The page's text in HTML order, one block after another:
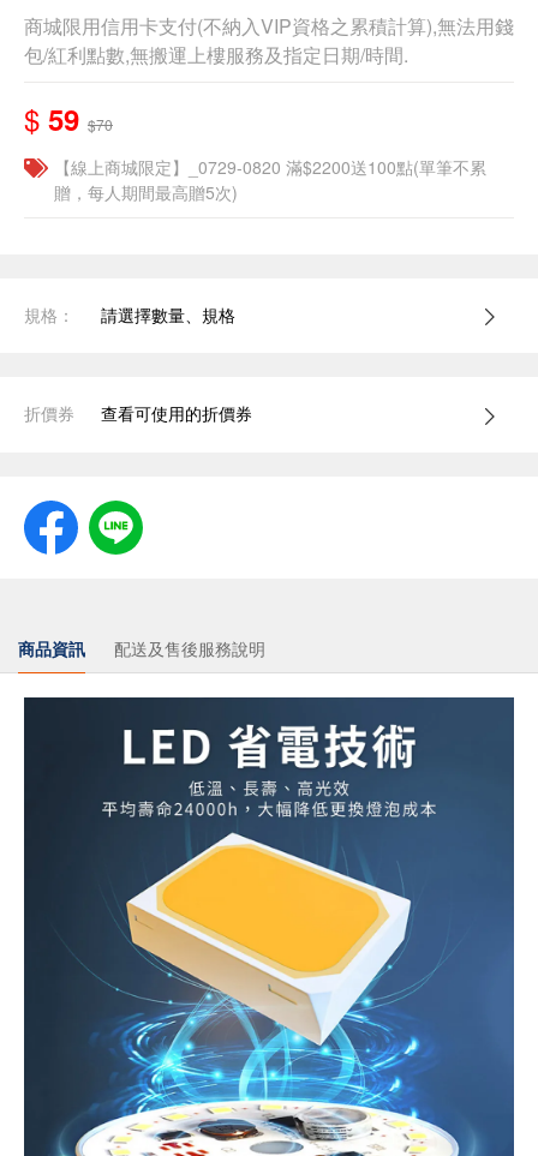
商城限用信用卡支付(不納入VIP資格之累積計算),無法用錢
包/紅利點數,無搬運上樓服務及指定日期/時間.
$ 59 $70
【線上商城限定】_0729-0820 滿$2200送100點(單筆不累
贈，每人期間最高贈5次)
規格： 請選擇數量、規格
折價券 查看可使用的折價券
商品資訊 配送及售後服務說明